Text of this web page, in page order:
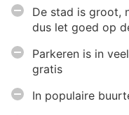
De stad is groot,
dus let goed op
Parkeren is in
gratis
In populaire